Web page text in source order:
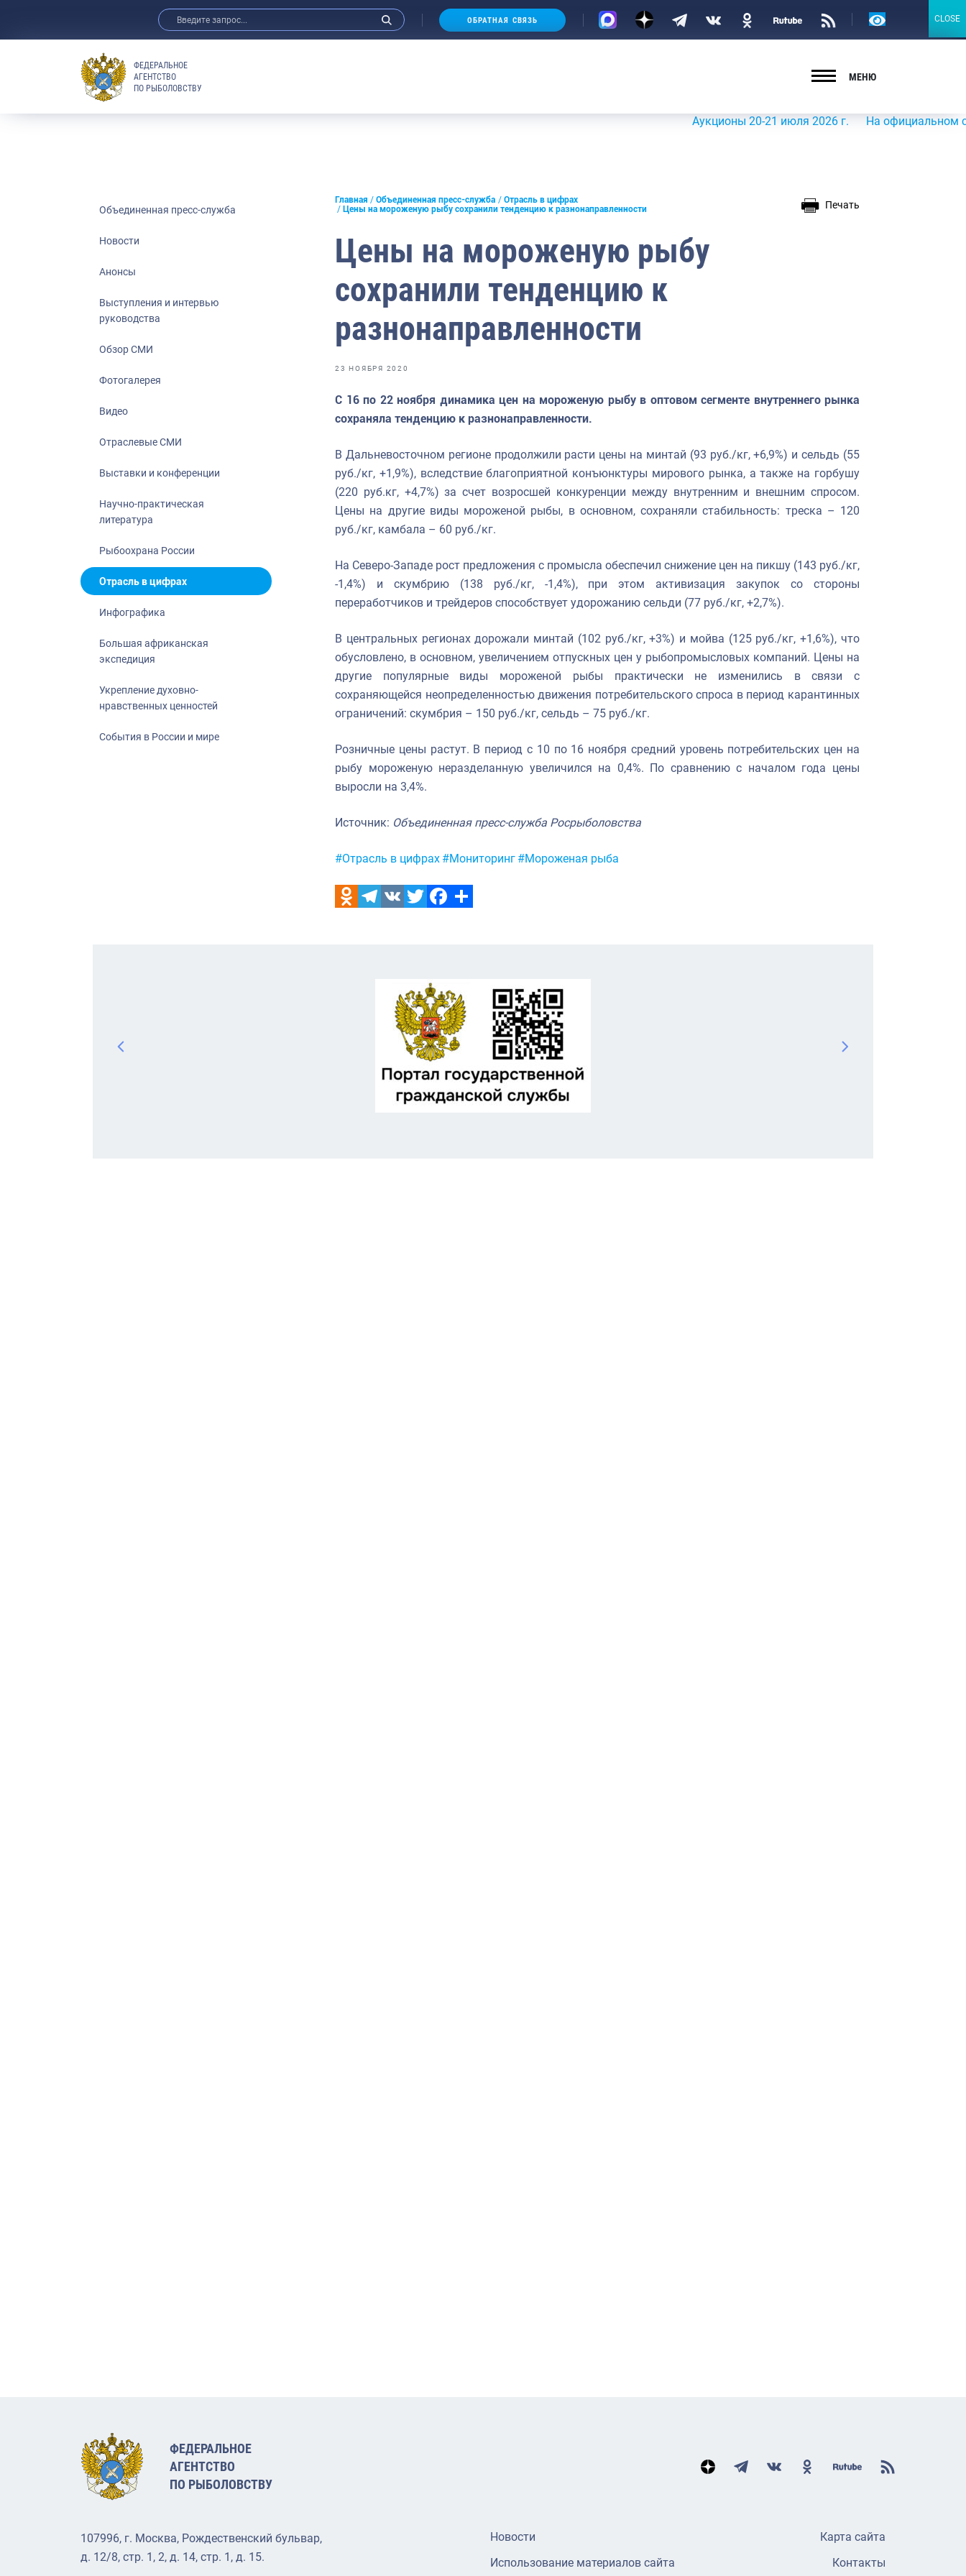
Анонсы
Выставки и конференции
Рыбоохрана России
Отрасль в цифрах
Большая африканская экспедиция
Укрепление духовно-нравственных
ОБРАТНАЯ СВЯЗЬ
Версия
ФЕДЕРАЛЬНОЕ
АГЕНТСТВО
ПО РЫБОЛОВСТВУ
МЕНЮ
Аукционы 20-21 июля 2026 г. На официальном сайте
Объединенная пресс-служба
Новости
Анонсы
Выступления и интервью
руководства
Обзор СМИ
Фотогалерея
Видео
Отраслевые СМИ
Выставки и конференции
Научно-практическая
литература
Рыбоохрана России
Отрасль в цифрах
Инфографика
Большая африканская
экспедиция
Укрепление духовно-
нравственных ценностей
События в России и мире
Главная Объединенная пресс-служба
Отрасль в цифрах
Цены на мороженую рыбу сохранили тенденцию к разнонаправленности
Печать
Цены на мороженую рыбу
сохранили тенденцию к
разнонаправленности
23 НОЯБРЯ 2020
С 16 по 22 ноября динамика цен на мороженую рыбу в оптовом сегменте внутреннего рынка
сохраняла тенденцию к разнонаправленности.
В Дальневосточном регионе продолжили расти цены на минтай (93 руб./кг, +6,9%) и сельдь (55
руб./кг, +1,9%), вследствие благоприятной конъюнктуры мирового рынка, а также на горбушу
(220 руб.кг, +4,7%) за счет возросшей конкуренции между внутренним и внешним спросом.
Цены на другие виды мороженой рыбы, в основном, сохраняли стабильность: треска – 120
руб./кг, камбала – 60 руб./кг.
На Северо-Западе рост предложения с промысла обеспечил снижение цен на пикшу (143 руб./кг,
-1,4%) и скумбрию (138 руб./кг, -1,4%), при этом активизация закупок со стороны
переработчиков и трейдеров способствует удорожанию сельди (77 руб./кг, +2,7%).
В центральных регионах дорожали минтай (102 руб./кг, +3%) и мойва (125 руб./кг, +1,6%), что
обусловлено, в основном, увеличением отпускных цен у рыбопромысловых компаний. Цены на
другие популярные виды мороженой рыбы практически не изменились в связи с
сохраняющейся неопределенностью движения потребительского спроса в период карантинных
ограничений: скумбрия – 150 руб./кг, сельдь – 75 руб./кг.
Розничные цены растут. В период с 10 по 16 ноября средний уровень потребительских цен на
рыбу мороженую неразделанную увеличился на 0,4%. По сравнению с началом года цены
выросли на 3,4%.
Источник: Объединенная пресс-служба Росрыболовства
Метки:
#Отрасль в цифрах #Мониторинг #Мороженая рыба
ФЕДЕРАЛЬНОЕ
АГЕНТСТВО
ПО РЫБОЛОВСТВУ
107996, г. Москва, Рождественский бульвар,
д. 12/8, стр. 1, 2, д. 14, стр. 1, д. 15.
Новости
Использование материалов сайта
Карта сайта
Контакты
CLOSE
CLOSE